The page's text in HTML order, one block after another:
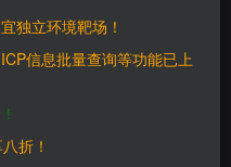
確保不會在其中打開黑
https方案中進行。因為他
要驗證。
独立环境靶场！
信息批量查询等功能已上
折！